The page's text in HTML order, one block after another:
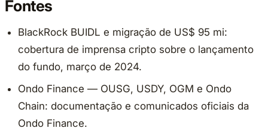
Fontes
BlackRock BUIDL e migração de US$ 95 mi:
cobertura de imprensa cripto sobre o lançamento
do fundo, março de 2024.
Ondo Finance — OUSG, USDY, OGM e Ondo
Chain: documentação e comunicados oficiais da
Ondo Finance.